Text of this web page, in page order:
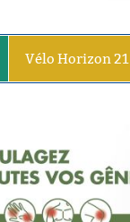
Vélo Horizon 21